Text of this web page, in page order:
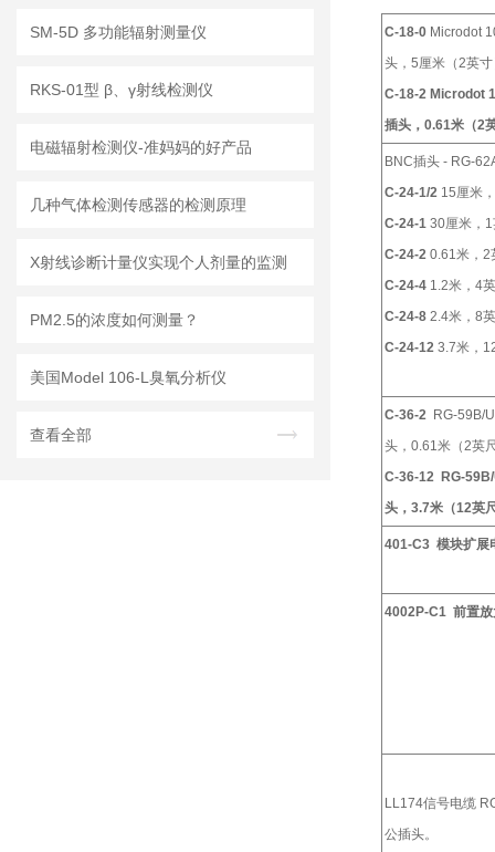
SM-5D 多功能辐射测量仪
RKS-01型 β、γ射线检测仪
电磁辐射检测仪-准妈妈的好产品
几种气体检测传感器的检测原理
X射线诊断计量仪实现个人剂量的监测
PM2.5的浓度如何测量？
美国Model 106-L臭氧分析仪
查看全部
C-18-0 Microdot
头， 5厘米（2英
C-18-2 Microdot
插头， 0.61米（2
BNC插头- RG-
C-24-1/215厘米，
C-24-130厘米， 1
C-24-20.61米， 2
C-24-41.2米， 4
C-24-82.4米， 8
C-24-123.7米，
C-36-2RG-59B/
头， 0.61米（2英
C-36-12RG-59B/
头， 3.7米（12英
401-C3 模块扩展
4002P-C1 前置
LL174信号电缆
公插头。